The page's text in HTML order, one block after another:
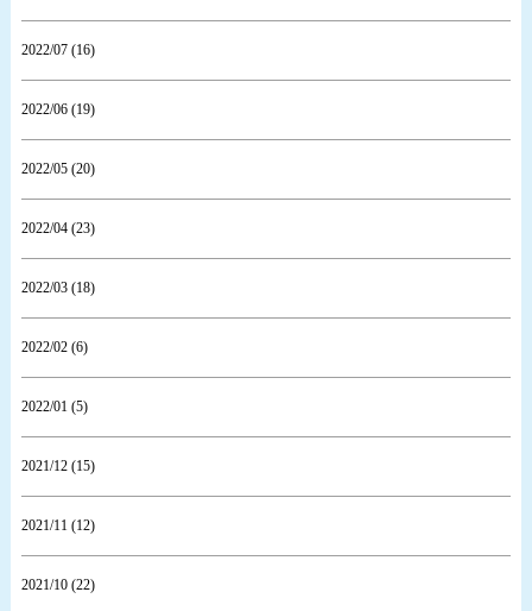
2022/07 (16)
2022/06 (19)
2022/05 (20)
2022/04 (23)
2022/03 (18)
2022/02 (6)
2022/01 (5)
2021/12 (15)
2021/11 (12)
2021/10 (22)